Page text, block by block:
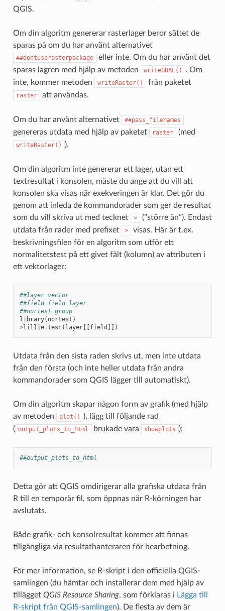
QGIS.
Om din algoritm genererar rasterlager beror sättet de
sparas på om du har använt alternativet
##dontuserasterpackage
eller inte. Om du har använt det
sparas lagren med hjälp av metoden
writeGDAL()
. Om
inte, kommer metoden
writeRaster() från paketet
raster att användas.
Om du har använt alternativet ##pass_filenames
genereras utdata med hjälp av paketet raster (med
writeRaster() ).
Om din algoritm inte genererar ett lager, utan ett
textresultat i konsolen, måste du ange att du vill att
konsolen ska visas när exekveringen är klar. Det gör du
genom att inleda de kommandorader som ger de resultat
som du vill skriva ut med tecknet
>
(”större än”). Endast
utdata från rader med prefixet
>
visas. Här är t.ex.
beskrivningsfilen för en algoritm som utför ett
normalitetstest på ett givet fält (kolumn) av attributen i
ett vektorlager:
##layer=vector
##field=field layer
##nortest=group
library( nortest )
>lillie.test ( layer[[ field ]])
Utdata från den sista raden skrivs ut, men inte utdata
från den första (och inte heller utdata från andra
kommandorader som QGIS lägger till automatiskt).
Om din algoritm skapar någon form av grafik (med hjälp
av metoden
plot()
), lägg till följande rad
( output_plots_to_html brukade vara showplots ):
##output_plots_to_html
Detta gör att QGIS omdirigerar alla grafiska utdata från
R till en temporär fil, som öppnas när R-körningen har
avslutats.
Både grafik- och konsolresultat kommer att finnas
tillgängliga via resultathanteraren för bearbetning.
För mer information, se R-skript i den officiella QGIS-
samlingen (du hämtar och installerar dem med hjälp av
tillägget QGIS Resource Sharing, som förklaras i Lägga till
R-skript från QGIS-samlingen). De flesta av dem är